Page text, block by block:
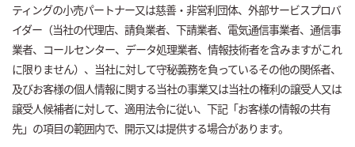
ティングの小売パートナー又は慈善・非営利団体、外部サービスプロバ
イダー（当社の代理店、請負業者、下請業者、電気通信事業者、通信事
業者、コールセンター、データ処理業者、情報技術者を含みますがこれ
に限りません）、当社に対して守秘義務を負っているその他の関係者、
及びお客様の個人情報に関する当社の事業又は当社の権利の譲受人又は
譲受人候補者に対して、適用法令に従い、下記「お客様の情報の共有
先」の項目の範囲内で、開示又は提供する場合があります。